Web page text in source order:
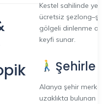
Kestel sahilinde yer
ücretsiz
gölgeli dinlenme
keyfi sunar.
Şehirle
Alanya şehir
uzaklıkta bulunan